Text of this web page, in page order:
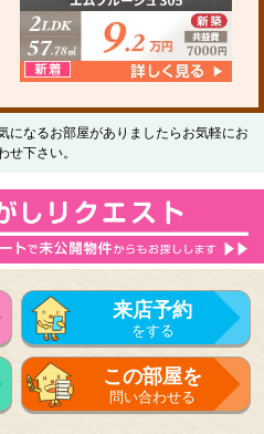
になるお部屋がありましたらお気軽にお
せ下さい。
来店予約
をする
この部屋を
問い合わせる